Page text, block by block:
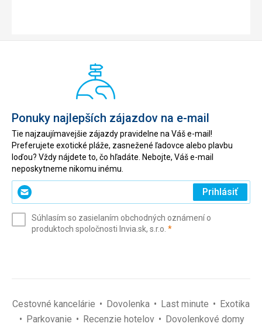
Ponuky najlepších zájazdov na e-mail
Tie najzaujímavejšie zájazdy pravidelne na Váš e-mail!
Preferujete exotické pláže, zasnežené ľadovce alebo plavbu
loďou? Vždy nájdete to, čo hľadáte. Nebojte, Váš e-mail
neposkytneme nikomu inému.
Zadajte
svoj
(povinné)
Prihlásiť
Súhlasím so zasielaním obchodných oznámení o
produktoch spoločnosti Invia.sk, s.r.o. *(povinné)
Cestovné kancelárie Dovolenka Last minute
Exotika
Parkovanie
Recenzie hotelov Dovolenkové domy